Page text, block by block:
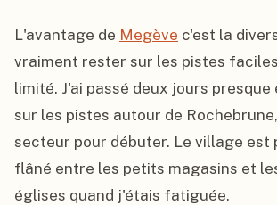
L'avantage de Megève c'est la
vraiment rester sur les pistes
limité. J'ai passé deux jours
sur les pistes autour de
secteur pour débuter. Le village est
flâné entre les petits magasins et
églises quand j'étais fatiguée.